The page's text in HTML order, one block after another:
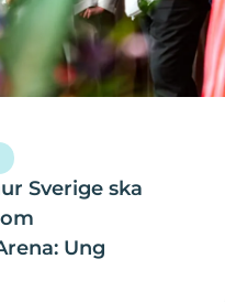
Sverige ska
Ung